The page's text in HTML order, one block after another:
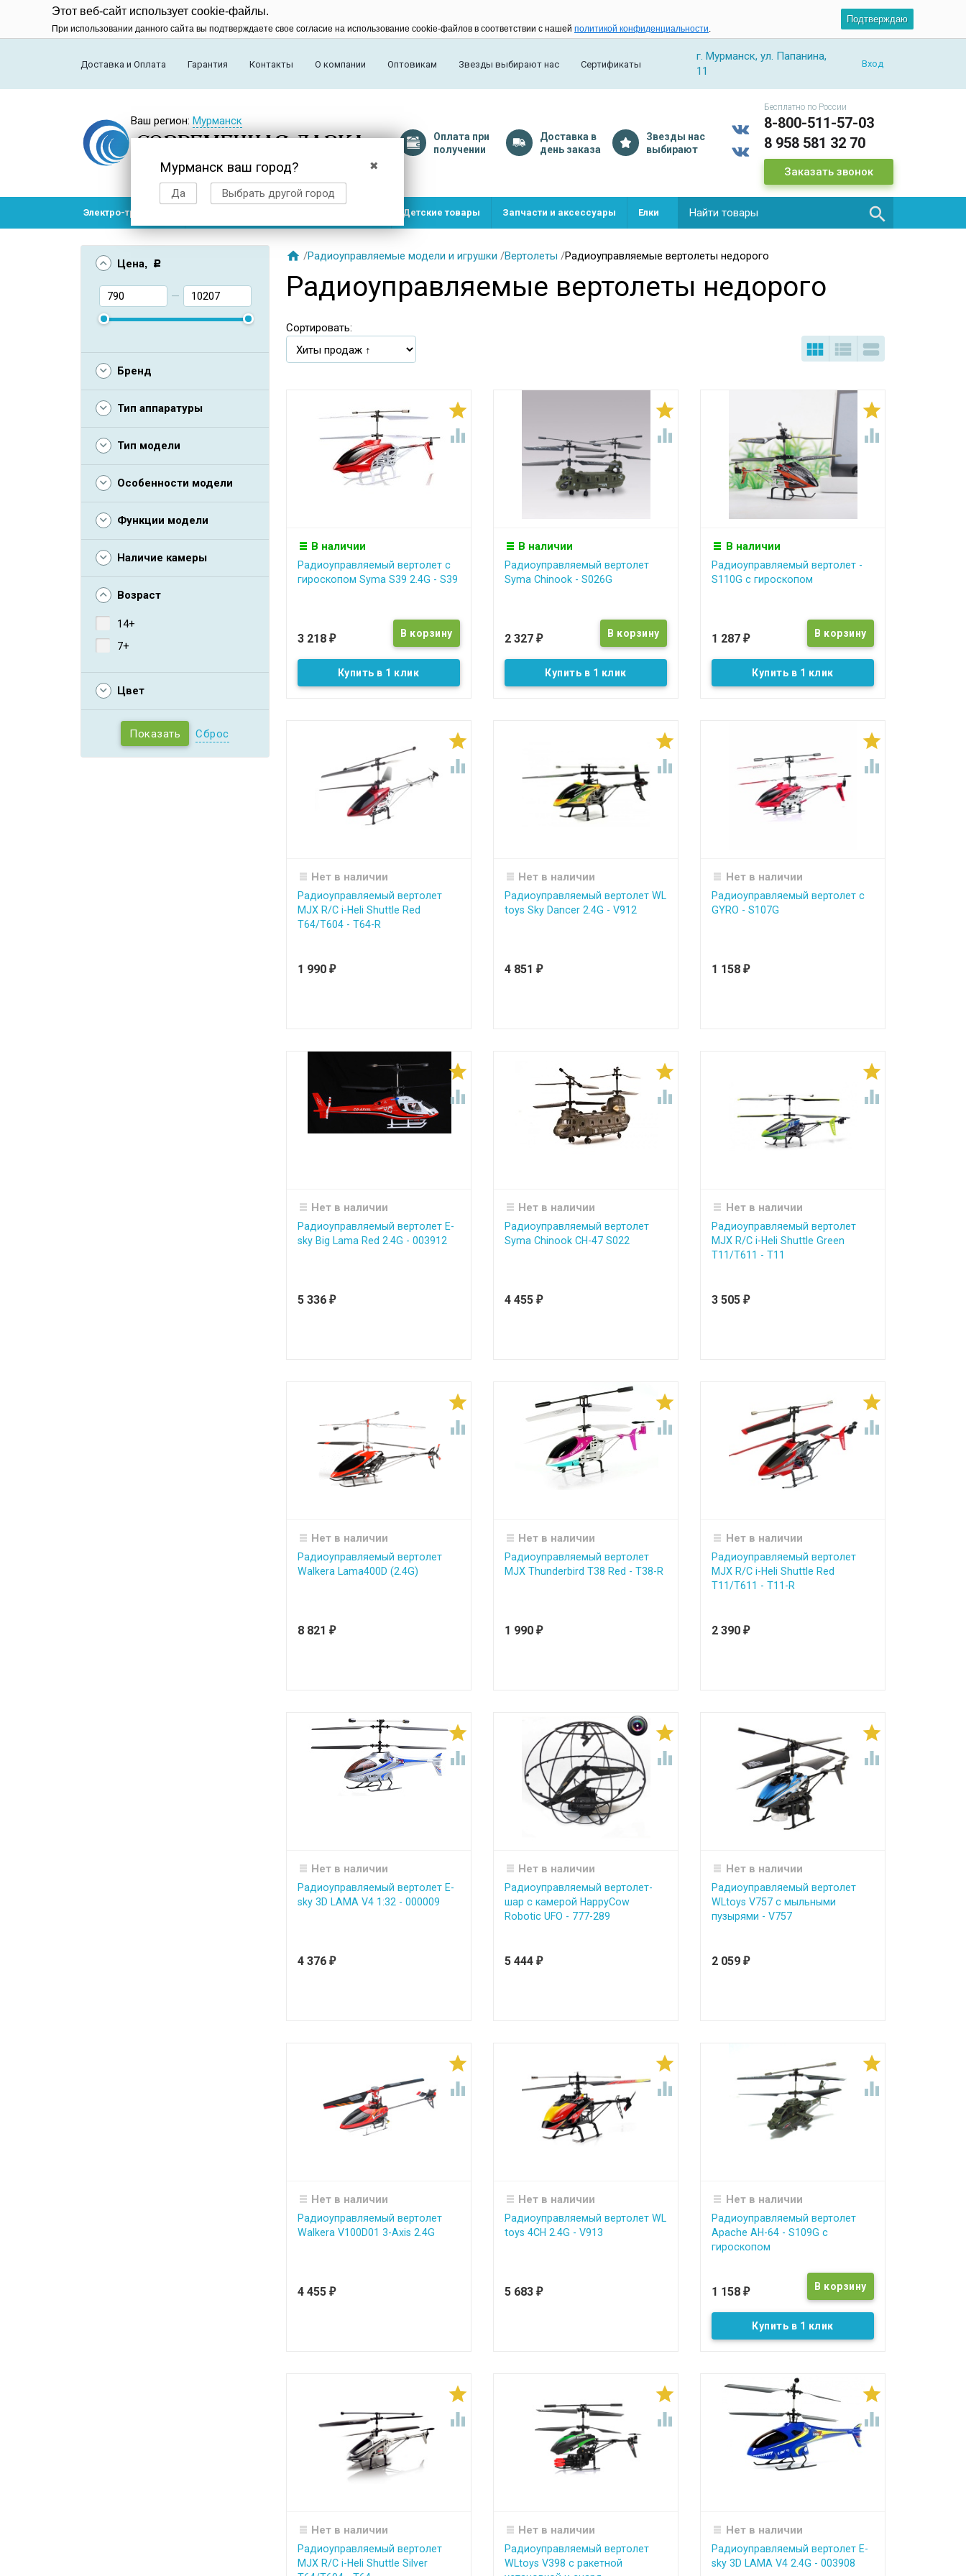
Этот веб-сайт использует cookie-файлы.
При использовании данного сайта вы подтверждаете свое согласие на использование cookie-файлов в соответствии с нашей политикой конфиденциальности.
Подтверждаю
Доставка и Оплата Гарантия Контакты О компании Оптовикам Звезды выбирают нас Сертификаты
г. Мурманск, ул. Папанина,
11
Вход
Ваш регион:Мурманск
✖
Мурманск ваш город?
Да Выбрать другой город
Оплата при
получении
Доставка в
день заказа
Звезды нас
выбирают
Бесплатно по России
8-800-511-57-03
8 958 581 32 70
Заказать звонок
Электро-транспорт Детские товары Запчасти и аксессуары Елки 
Цена , Р
—
Бренд
Тип аппаратуры
Тип модели
Особенности модели
Функции модели
Наличие камеры
Возраст
14+
7+
Цвет
Сброс
 /Радиоуправляемые модели и игрушки /Вертолеты /Радиоуправляемые вертолеты недорого
Радиоуправляемые вертолеты недорого
Сортировать:
  


В наличии
Радиоуправляемый вертолет с
гироскопом Syma S39 2.4G - S39
3 218 ₽
Купить в 1 клик


В наличии
Радиоуправляемый вертолет
Syma Chinook - S026G
2 327 ₽
Купить в 1 клик


В наличии
Радиоуправляемый вертолет -
S110G с гироскопом
1 287 ₽
Купить в 1 клик


Нет в наличии
Радиоуправляемый вертолет
MJX R/C i-Heli Shuttle Red
T64/T604 - T64-R
1 990 ₽


Нет в наличии
Радиоуправляемый вертолет WL
toys Sky Dancer 2.4G - V912
4 851 ₽


Нет в наличии
Радиоуправляемый вертолет c
GYRO - S107G
1 158 ₽


Нет в наличии
Радиоуправляемый вертолет E-
sky Big Lama Red 2.4G - 003912
5 336 ₽


Нет в наличии
Радиоуправляемый вертолет
Syma Chinook CH-47 S022
4 455 ₽


Нет в наличии
Радиоуправляемый вертолет
MJX R/C i-Heli Shuttle Green
T11/T611 - T11
3 505 ₽


Нет в наличии
Радиоуправляемый вертолет
Walkera Lama400D (2.4G)
8 821 ₽


Нет в наличии
Радиоуправляемый вертолет
MJX Thunderbird T38 Red - T38-R
1 990 ₽


Нет в наличии
Радиоуправляемый вертолет
MJX R/C i-Heli Shuttle Red
T11/T611 - T11-R
2 390 ₽


Нет в наличии
Радиоуправляемый вертолет E-
sky 3D LAMA V4 1:32 - 000009
4 376 ₽


Нет в наличии
Радиоуправляемый вертолет-
шар с камерой HappyCow
Robotic UFO - 777-289
5 444 ₽


Нет в наличии
Радиоуправляемый вертолет
WLtoys V757 с мыльными
пузырями - V757
2 059 ₽


Нет в наличии
Радиоуправляемый вертолет
Walkera V100D01 3-Axis 2.4G
4 455 ₽


Нет в наличии
Радиоуправляемый вертолет WL
toys 4CH 2.4G - V913
5 683 ₽


Нет в наличии
Радиоуправляемый вертолет
Apache AH-64 - S109G с
гироскопом
1 158 ₽
Купить в 1 клик


Нет в наличии
Радиоуправляемый вертолет
MJX R/C i-Heli Shuttle Silver


Нет в наличии
Радиоуправляемый вертолет
WLtoys V398 с ракетной


Нет в наличии
Радиоуправляемый вертолет E-
sky 3D LAMA V4 2.4G - 003908